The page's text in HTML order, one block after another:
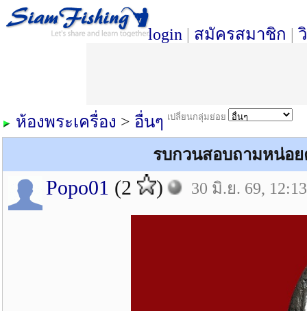
login | สมัครสมาชิก |
เปลี่ยนกลุ่มย่อย
ห้องพระเครื่อง > อื่นๆ
รบกวนสอบถามหน่อ
Popo01 (2 ) 30 มิ.ย. 69, 12:13